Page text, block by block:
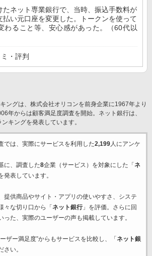
たネット専業銀行で、当時、振込手数料が
払い元口座を変更した。トークンを使って
わること等、安心感があった。（60代以
・評判
ングは、株式会社オリコンを前身企業に1967年より
年からは顧客満足度調査を開始。ネット銀行は、
キングを発表しています。
では、実際にサービスを利用した2,199人にアンケ
に、調査した8企業（サービス）を対象にした「ネ
発表しています。
提供商品やサイト・アプリの使いやすさ、システ
々な切り口から「ネット銀行」を評価。さらに回
った、実際のユーザーの声も掲載しています。
ザー満足度”からもサービスを比較し、「ネット銀
い。